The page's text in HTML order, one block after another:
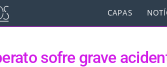
CAPAS
sofre grave